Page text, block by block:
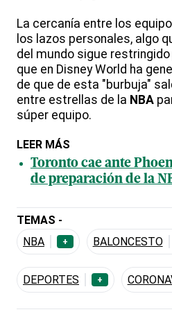
La cercanía entre los
los lazos personales, algo
del mundo sigue
que en Disney World ha
de que de esta "burbuja"
entre estrellas de la NBA
súper equipo.
LEER MÁS
Toronto cae ante
de preparación de la
TEMAS -
NBA
+ BALONCESTO
DEPORTES +